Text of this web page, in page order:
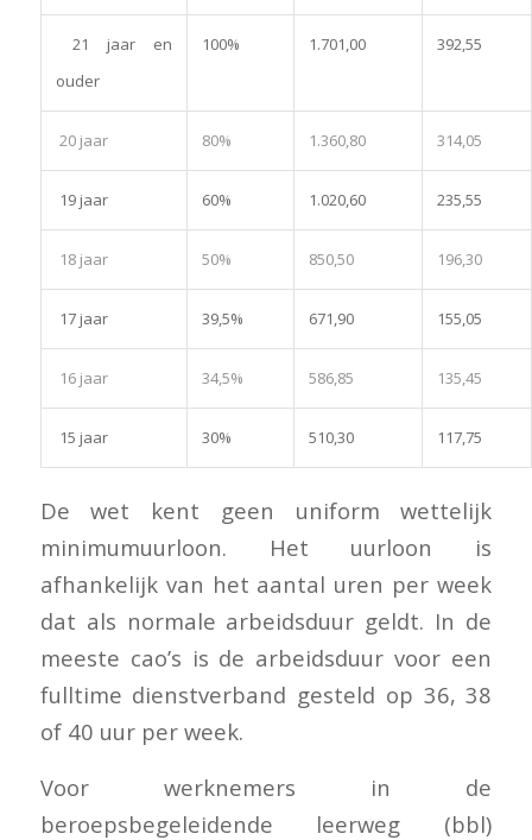
21 jaar en
ouder
100% 1.701,00 392,55
20 jaar 80% 1.360,80 314,05
19 jaar 60% 1.020,60 235,55
18 jaar 50% 850,50 196,30
17 jaar 39,5% 671,90 155,05
16 jaar 34,5% 586,85 135,45
15 jaar 30% 510,30 117,75
De wet kent geen uniform wettelijk
minimumuurloon. Het uurloon is
afhankelijk van het aantal uren per week
dat als normale arbeidsduur geldt. In de
meeste cao’s is de arbeidsduur voor een
fulltime dienstverband gesteld op 36, 38
of 40 uur per week.
Voor werknemers in de
beroepsbegeleidende leerweg (bbl)